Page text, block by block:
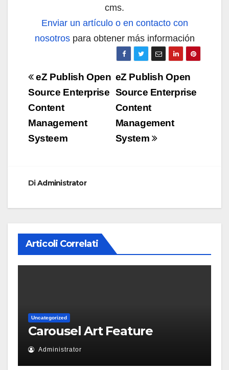
cms.
Enviar un artículo o en contacto con
nosotrospara obtener más información
Navigazione
articoli
eZ Publish Open
Source Enterprise
Content
Management
System
eZ Publish Open
Source Enterprise
Content
Management
Systeem
DiAdministrator
Articoli Correlati
Uncategorized
Carousel Art Feature
Administrator